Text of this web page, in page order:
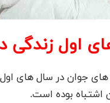
اول
جوان در سال های
اشتباه بوده است.